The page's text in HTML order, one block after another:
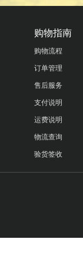
购物指南
购物流程
订单管理
售后服务
支付说明
运费说明
物流查询
验货签收